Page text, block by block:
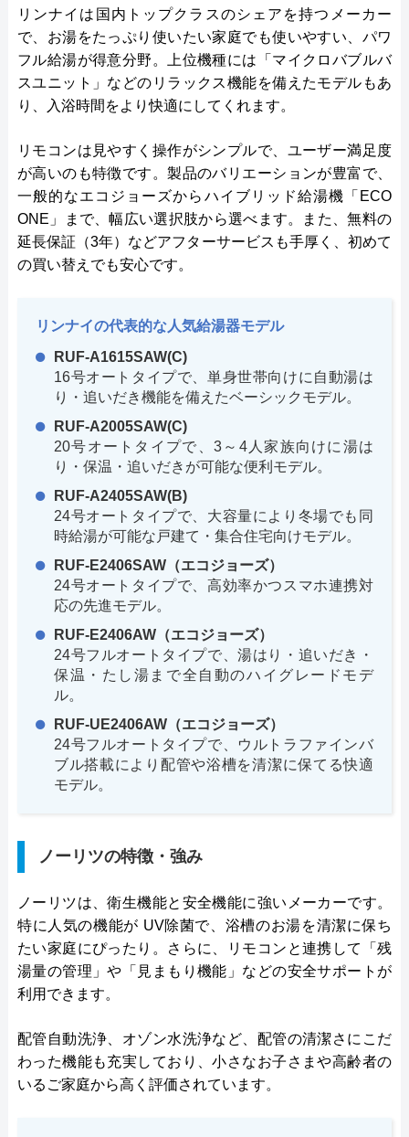
リンナイは国内トップクラスのシェアを持つメーカー
で、お湯をたっぷり使いたい家庭でも使いやすい、パワ
フル給湯が得意分野。上位機種には「マイクロバブルバ
スユニット」などのリラックス機能を備えたモデルもあ
り、入浴時間をより快適にしてくれます。
リモコンは見やすく操作がシンプルで、ユーザー満足度
が高いのも特徴です。製品のバリエーションが豊富で、
一般的なエコジョーズからハイブリッド給湯機「ECO
ONE」まで、幅広い選択肢から選べます。また、無料の
延長保証（3年）などアフターサービスも手厚く、初めて
の買い替えでも安心です。
リンナイの代表的な人気給湯器モデル
RUF-A1615SAW(C)
16号オートタイプで、単身世帯向けに自動湯は
り・追いだき機能を備えたベーシックモデル。
RUF-A2005SAW(C)
20号オートタイプで、3～4人家族向けに湯は
り・保温・追いだきが可能な便利モデル。
RUF-A2405SAW(B)
24号オートタイプで、大容量により冬場でも同
時給湯が可能な戸建て・集合住宅向けモデル。
RUF-E2406SAW（エコジョーズ）
24号オートタイプで、高効率かつスマホ連携対
応の先進モデル。
RUF-E2406AW（エコジョーズ）
24号フルオートタイプで、湯はり・追いだき・
保温・たし湯まで全自動のハイグレードモデ
ル。
RUF-UE2406AW（エコジョーズ）
24号フルオートタイプで、ウルトラファインバ
ブル搭載により配管や浴槽を清潔に保てる快適
モデル。
ノーリツの特徴・強み
ノーリツは、衛生機能と安全機能に強いメーカーです。
特に人気の機能が UV除菌で、浴槽のお湯を清潔に保ち
たい家庭にぴったり。さらに、リモコンと連携して「残
湯量の管理」や「見まもり機能」などの安全サポートが
利用できます。
配管自動洗浄、オゾン水洗浄など、配管の清潔さにこだ
わった機能も充実しており、小さなお子さまや高齢者の
いるご家庭から高く評価されています。